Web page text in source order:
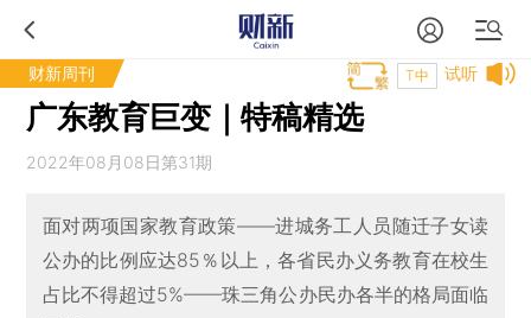
财新周刊 试听
T中
广东教育巨变｜特稿精选
2022年08月08日第31期
面对两项国家教育政策——进城务工人员随迁子女读
公办的比例应达85％以上，各省民办义务教育在校生
占比不得超过5%——珠三角公办民办各半的格局面临